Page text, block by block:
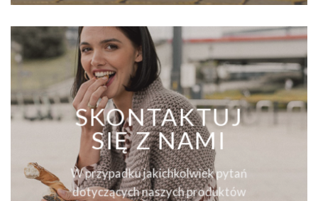
SKONTAKTUJ
SIĘ Z NAMI
W przypadku jakichkolwiek pytań
dotyczących naszych produktów